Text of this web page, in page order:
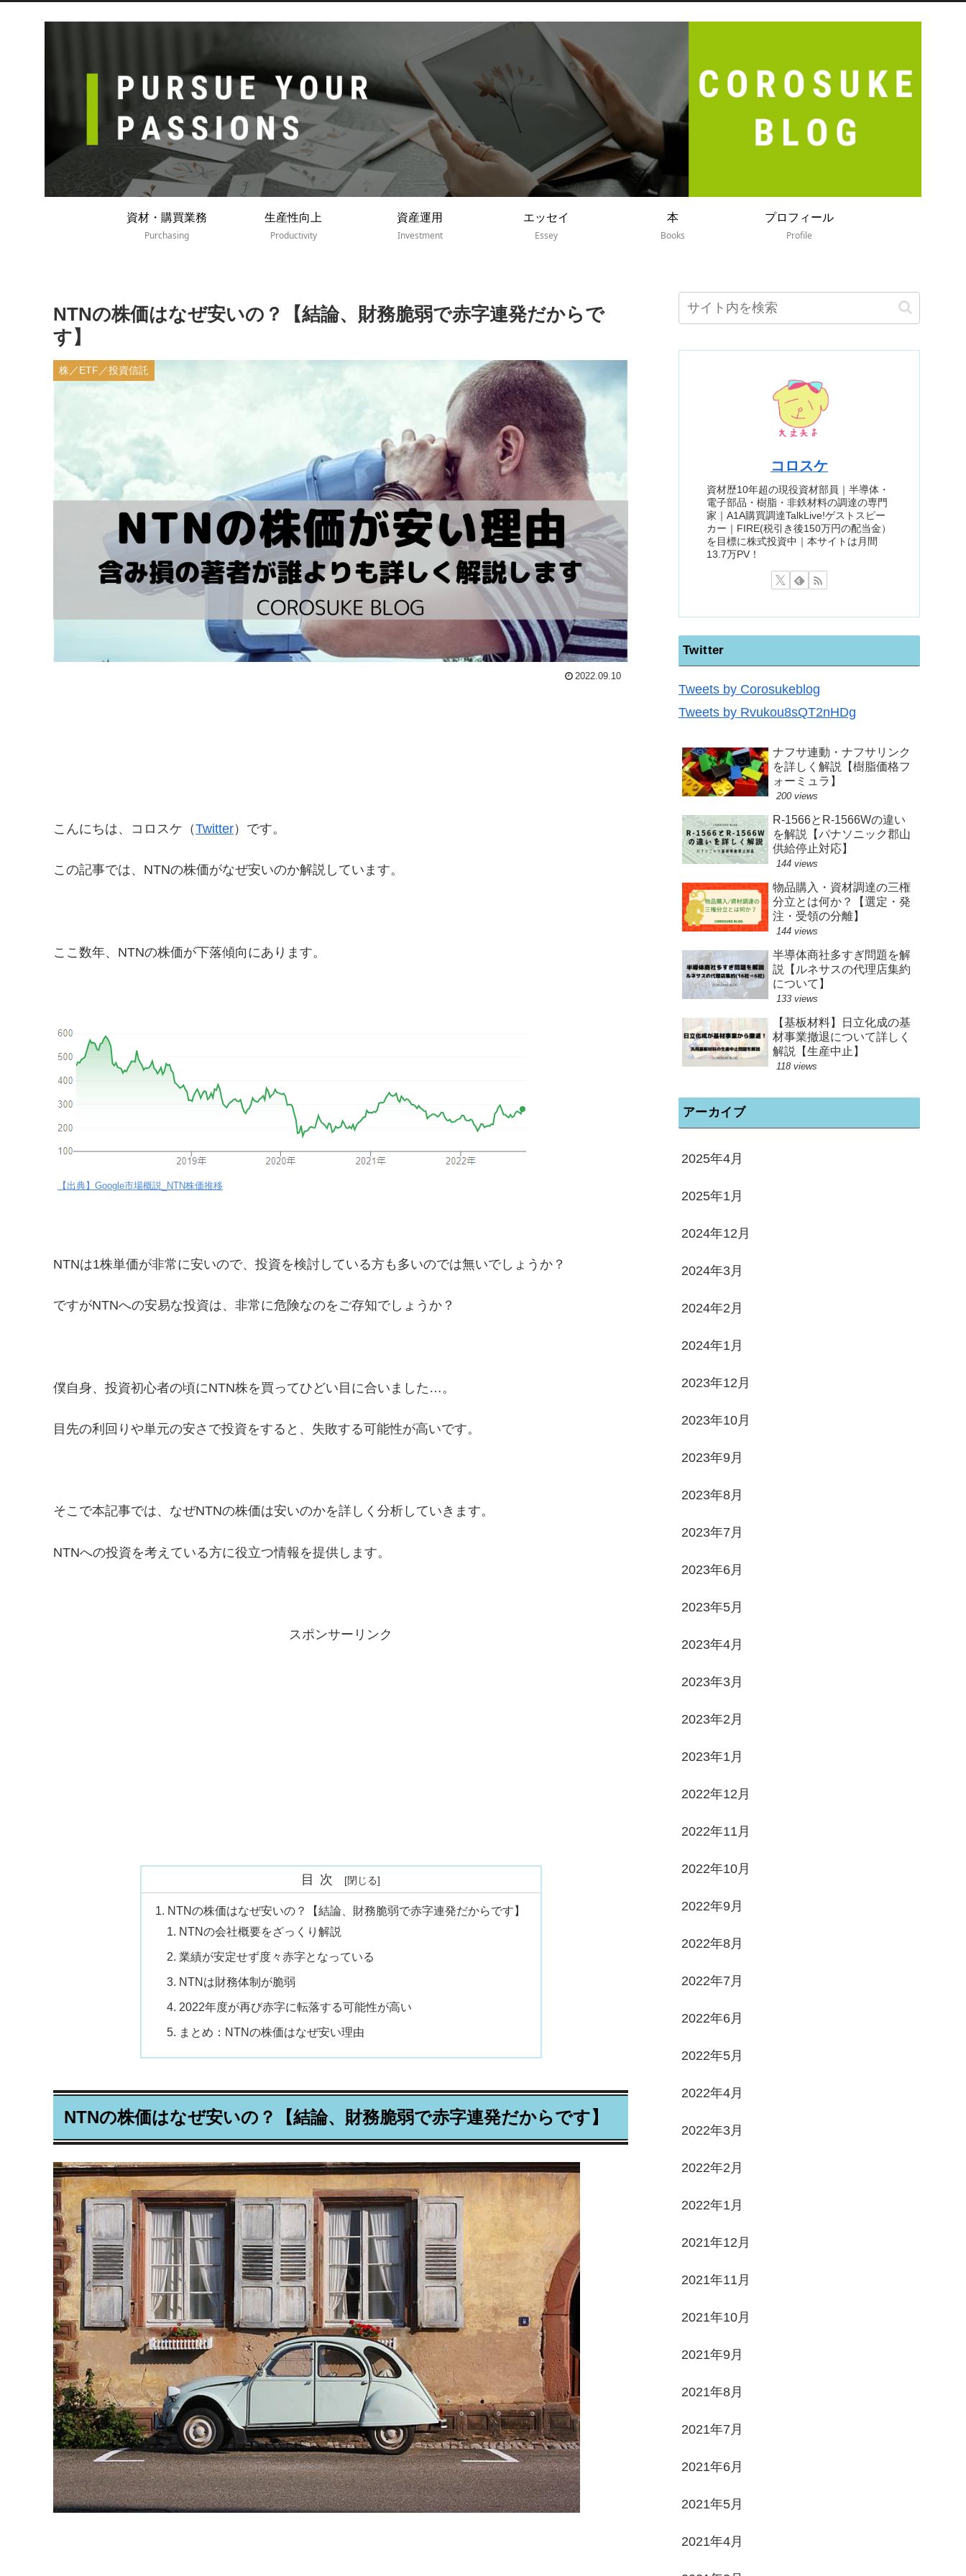
資材・購買業務
Purchasing
生産性向上
Productivity
資産運用
Investment
エッセイ
Essey
本
Books
プロフィール
Profile
NTNの株価はなぜ安いの？【結論、財務脆弱で赤字連発だからで
す】
株／ETF／投資信託
2022.09.10
こんにちは、コロスケ（Twitter）です。
この記事では、NTNの株価がなぜ安いのか解説しています。
ここ数年、NTNの株価が下落傾向にあります。
【出典】Google市場概説_NTN株価推移
NTNは1株単価が非常に安いので、投資を検討している方も多いのでは無いでしょうか？
ですがNTNへの安易な投資は、非常に危険なのをご存知でしょうか？
僕自身、投資初心者の頃にNTN株を買ってひどい目に合いました…。
目先の利回りや単元の安さで投資をすると、失敗する可能性が高いです。
そこで本記事では、なぜNTNの株価は安いのかを詳しく分析していきます。
NTNへの投資を考えている方に役立つ情報を提供します。
スポンサーリンク
目次
NTNの株価はなぜ安いの？【結論、財務脆弱で赤字連発だからです】
NTNの会社概要をざっくり解説
業績が安定せず度々赤字となっている
NTNは財務体制が脆弱
2022年度が再び赤字に転落する可能性が高い
まとめ：NTNの株価はなぜ安い理由
NTNの株価はなぜ安いの？【結論、財務脆弱で赤字連発だからです】
コロスケ
資材歴10年超の現役資材部員｜半導体・
電子部品・樹脂・非鉄材料の調達の専門
家｜A1A購買調達TalkLive!ゲストスピー
カー｜FIRE(税引き後150万円の配当金）
を目標に株式投資中｜本サイトは月間
13.7万PV！
Twitter
Tweets by Corosukeblog
Tweets by Rvukou8sQT2nHDg
ナフサ連動・ナフサリンク
を詳しく解説【樹脂価格フ
ォーミュラ】
200 views
R-1566とR-1566Wの違い
を解説【パナソニック郡山
供給停止対応】
144 views
物品購入・資材調達の三権
分立とは何か？【選定・発
注・受領の分離】
144 views
半導体商社多すぎ問題を解
説【ルネサスの代理店集約
について】
133 views
【基板材料】日立化成の基
材事業撤退について詳しく
解説【生産中止】
118 views
アーカイブ
2025年4月
2025年1月
2024年12月
2024年3月
2024年2月
2024年1月
2023年12月
2023年10月
2023年9月
2023年8月
2023年7月
2023年6月
2023年5月
2023年4月
2023年3月
2023年2月
2023年1月
2022年12月
2022年11月
2022年10月
2022年9月
2022年8月
2022年7月
2022年6月
2022年5月
2022年4月
2022年3月
2022年2月
2022年1月
2021年12月
2021年11月
2021年10月
2021年9月
2021年8月
2021年7月
2021年6月
2021年5月
2021年4月